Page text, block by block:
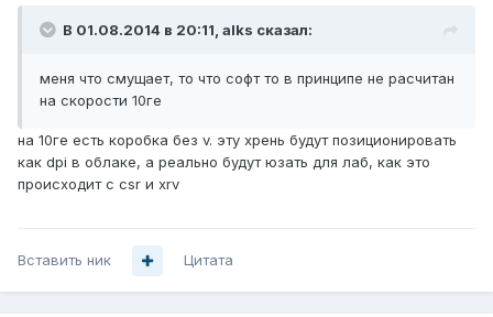
В 01.08.2014 в 20:11, alks сказал:
меня что смущает, то что софт то в принципе не расчитан
на скорости 10ге
на 10ге есть коробка без v. эту хрень будут позиционировать
как dpi в облаке, а реально будут юзать для лаб, как это
происходит с csr и xrv
Вставить ник Цитата